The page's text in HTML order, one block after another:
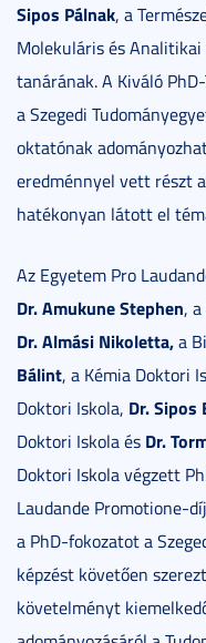
Sipos Pálnak, a
Molekuláris és Analitikai
tanárának. A Kiváló
a Szegedi
oktatónak
eredménnyel vett részt
hatékonyan látott el
Az Egyetem Pro
Dr. Amukune Stephen,
Dr. Almási Nikoletta,a
Bálint, a Kémia Doktori
Doktori Iskola, Dr. Sipos
Doktori Iskola és Dr.
Doktori Iskola végzett
Laudande Promotione-
a PhD-fokozatot a
képzést követően
követelményt